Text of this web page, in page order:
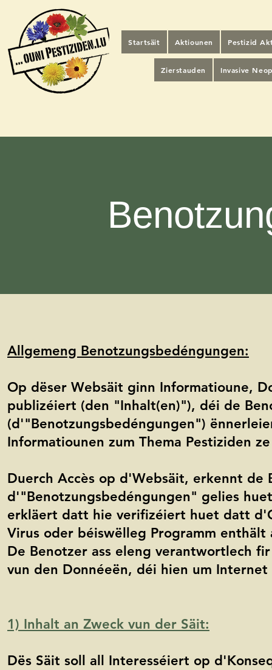
Startsäit Aktiounen Pestizid
Zierstauden Invasive
Allgemeng Benotzungsbedéngungen:
Op dëser Websäit ginn Informatioune,
publizéiert (den "Inhalt(en)"), déi de
(d'"Benotzungsbedéngungen")
Informatiounen zum Thema Pestiziden
Duerch Accès op d'Websäit, erkennt de
d'"Benotzungsbedéngungen" gelies
erkläert datt hie verifizéiert huet datt
Virus oder béiswëlleg Programm
De Benotzer ass eleng verantwortlech
vun den Donnéeën, déi hien um
1) Inhalt an Zweck vun der Säit:
Dës Säit soll all Interesséiert op